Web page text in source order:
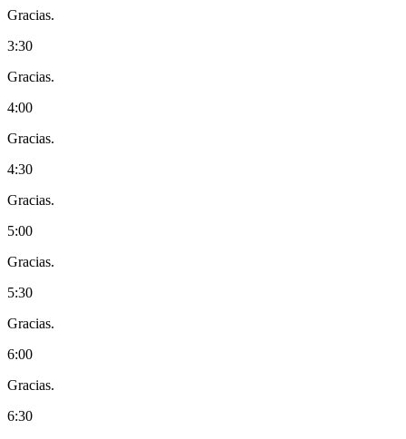
Gracias.
3:30
Gracias.
4:00
Gracias.
4:30
Gracias.
5:00
Gracias.
5:30
Gracias.
6:00
Gracias.
6:30